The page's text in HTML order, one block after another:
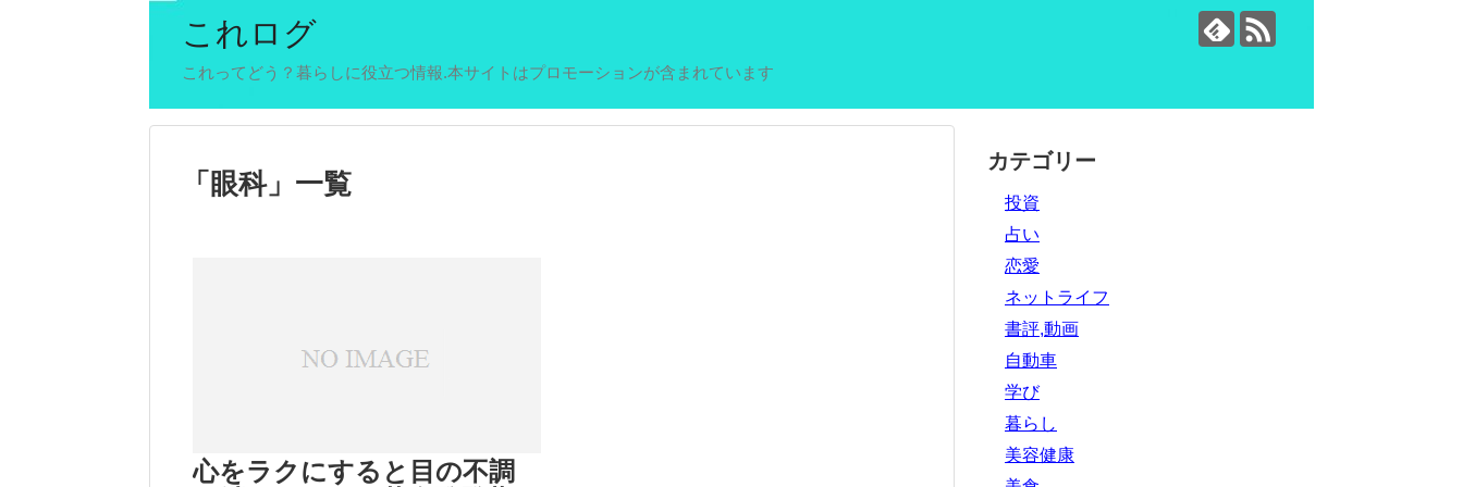
これログ
これってどう？暮らしに役立つ情報.本サイトはプロモーションが含まれています
「 眼科」 一覧
心をラクにすると目の不調
カテゴリー
投資
占い
恋愛
ネットライフ
書評,動画
自動車
学び
暮らし
美容健康